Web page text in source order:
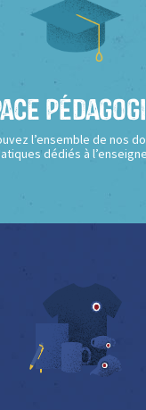
l’ensemble de nos
dédiés à